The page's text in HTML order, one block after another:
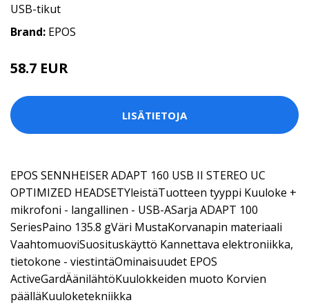
USB-tikut
Brand: EPOS
58.7 EUR
LISÄTIETOJA
EPOS SENNHEISER ADAPT 160 USB II STEREO UC
OPTIMIZED HEADSETYleistäTuotteen tyyppi Kuuloke +
mikrofoni - langallinen - USB-ASarja ADAPT 100
SeriesPaino 135.8 gVäri MustaKorvanapin materiaali
VaahtomuoviSuosituskäyttö Kannettava elektroniikka,
tietokone - viestintäOminaisuudet EPOS
ActiveGardÄänilähtöKuulokkeiden muoto Korvien
päälläKuuloketekniikka